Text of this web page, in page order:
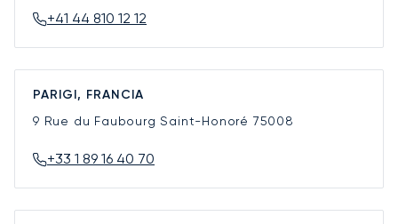
+41 44 810 12 12
PARIGI, FRANCIA
9 Rue du Faubourg Saint-Honoré 75008
+33 1 89 16 40 70